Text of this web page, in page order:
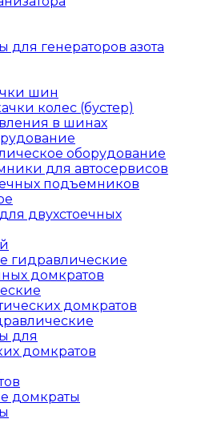
для генераторов азота
шин
колес (бустер)
в шинах
оборудование
для автосервисов
подъемников
двухстоечных
гидравлические
домкратов
домкратов
для
домкратов
домкраты